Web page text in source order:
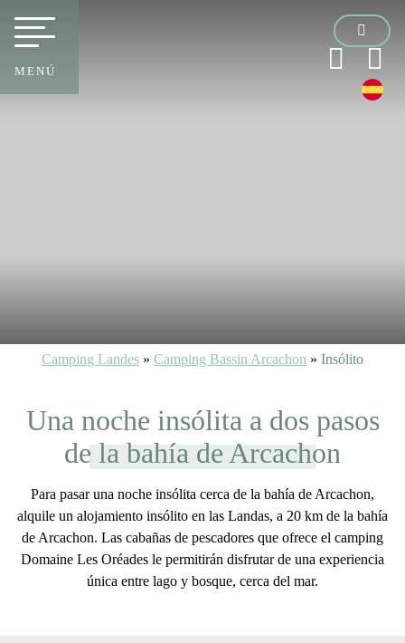
MENÚ
Camping Landes » Camping Bassin Arcachon » Insólito
Una noche insólita a dos pasos
de la bahía de Arcachon
Para pasar una noche insólita cerca de la bahía de Arcachon,
alquile un alojamiento insólito en las Landas, a 20 km de la bahía
de Arcachon. Las cabañas de pescadores que ofrece el camping
Domaine Les Oréades le permitirán disfrutar de una experiencia
única entre lago y bosque, cerca del mar.